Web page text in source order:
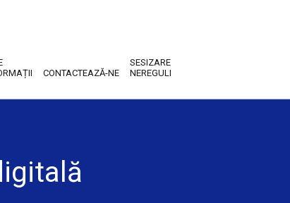
CONTACTEAZĂ-NE
SESIZARE
NEREGULI